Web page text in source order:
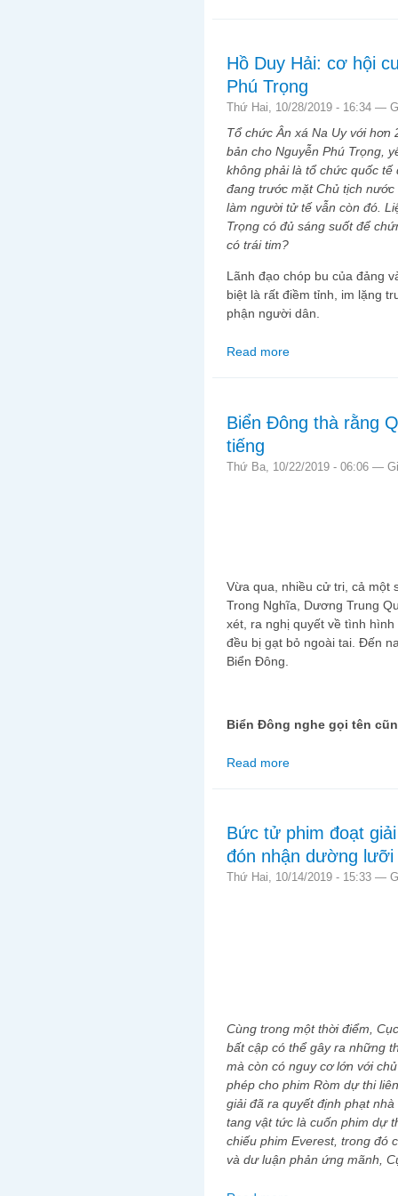
Hồ Duy Hải: cơ hội
Phú Trọng
Thứ Hai, 10/28/2019 - 16:34 —
Tổ chức Ân xá Na Uy với hơn
bản cho Nguyễn Phú Trọng,
không phải là tổ chức quốc
đang trước mặt Chủ tịch
làm người tử tế vẫn còn đó.
Trọng có đủ sáng suốt để
có trái tim?
Lãnh đạo chóp bu của đảng
biệt là rất điềm tỉnh, im lặng
phận người dân.
Read more
Biển Đông thà rằng
tiếng
Thứ Ba, 10/22/2019 - 06:06 —
Vừa qua, nhiều cử tri, cả một
Trong Nghĩa, Dương Trung
xét, ra nghị quyết về tình
đều bị gạt bỏ ngoài tai. Đến
Biển Đông.
Biển Đông nghe gọi tên
Read more
Bức tử phim đoạt
đón nhận dường lưỡi
Thứ Hai, 10/14/2019 - 15:33 —
Cùng trong một thời điểm,
bất cập có thể gây ra những
mà còn có nguy cơ lớn với
phép cho phim Ròm dự thi
giải đã ra quyết định phạt
tang vật tức là cuốn phim dự
chiếu phim Everest, trong đó
và dư luận phản ứng mãnh,